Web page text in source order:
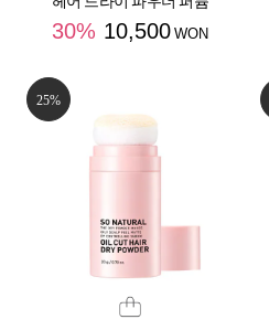
30% 10,500 WON
25%